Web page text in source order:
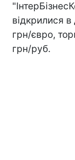
відкрилися в
грн/євро,
грн/руб.